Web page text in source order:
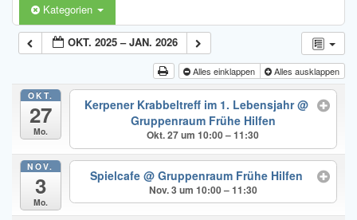
Kategorien
OKT. 2025 – JAN. 2026
Alles einklappen Alles ausklappen
OKT.
27
Mo.
Kerpener Krabbeltreff im 1. Lebensjahr@
Gruppenraum Frühe Hilfen
Okt. 27 um 10:00 – 11:30
NOV.
3
Mo.
Spielcafe@ Gruppenraum Frühe Hilfen
Nov. 3 um 10:00 – 11:30